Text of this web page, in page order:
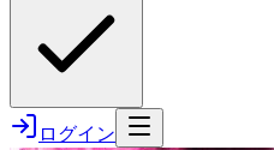
ログイン